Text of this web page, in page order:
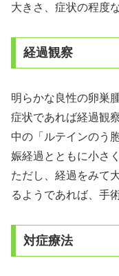
大きさ、症状の程度
経過観察
明らかな良性の卵巣
症状であれば経過観
中の「ルテインのう
娠経過とともに小さ
ただし、経過をみて
るようであれば、手
対症療法